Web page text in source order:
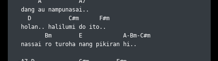
dang au nampunasai..
   D           C#m      F#m
holan.. halilumi do ito..
        Bm        E            A-Bm-C#m
nassai ro turoha nang pikiran hi..